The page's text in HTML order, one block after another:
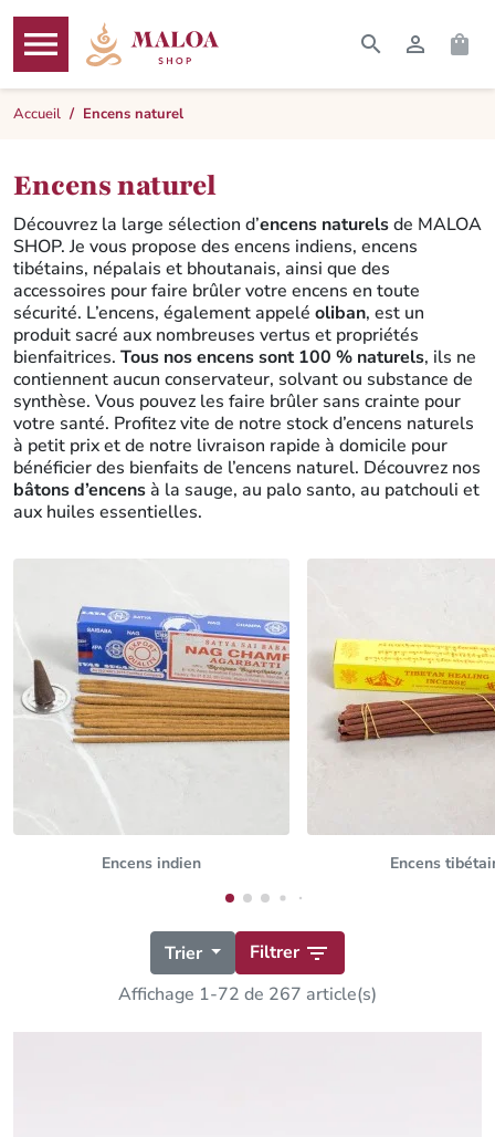

MENU
  
Accueil Encens naturel
Encens naturel
Découvrez la large sélection d’encens naturelsde MALOA
SHOP. Je vous propose des encens indiens, encens
tibétains, népalais et bhoutanais, ainsi que des
accessoires pour faire brûler votre encens en toute
sécurité. L’encens, également appelé oliban, est un
produit sacré aux nombreuses vertus et propriétés
bienfaitrices. Tous nos encens sont 100 % naturels, ils ne
contiennent aucun conservateur, solvant ou substance de
synthèse. Vous pouvez les faire brûler sans crainte pour
votre santé. Profitez vite de notre stock d’encens naturels
à petit prix et de notre livraison rapide à domicile pour
bénéficier des bienfaits de l’encens naturel. Découvrez nos
bâtons d’encensà la sauge, au palo santo, au patchouli et
aux huiles essentielles.
Encens indien Encens
Trier Filtrer 
Affichage 1-72 de 267 article(s)